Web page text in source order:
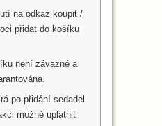
na odkaz koupit /
přidat do košíku
není závazné a
po přidání sedadel
možné uplatnit